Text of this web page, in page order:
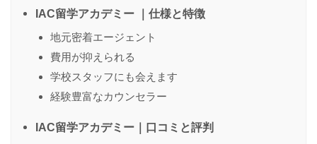
送信する
IAC留学アカデミー ｜仕様と特徴
地元密着エージェント
費用が抑えられる
学校スタッフにも会えます
経験豊富なカウンセラー
IAC留学アカデミー｜口コミと評判